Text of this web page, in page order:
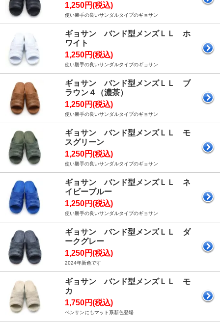
1,250円(税込)
使い勝手の良いサンダルタイプのギョサン
ギョサン バンド型メンズＬＬ ホ
ワイト
1,250円(税込)
使い勝手の良いサンダルタイプのギョサン
ギョサン バンド型メンズＬＬ ブ
ラウン４（濃茶）
1,250円(税込)
使い勝手の良いサンダルタイプのギョサン
ギョサン バンド型メンズＬＬ モ
スグリーン
1,250円(税込)
使い勝手の良いサンダルタイプのギョサン
ギョサン バンド型メンズＬＬ ネ
イビーブルー
1,250円(税込)
使い勝手の良いサンダルタイプのギョサン
ギョサン バンド型メンズＬＬ ダ
ークグレー
1,250円(税込)
2024年新色です
ギョサン バンド型メンズＬＬ モ
カ
1,750円(税込)
ベンサンにもマット系新色登場